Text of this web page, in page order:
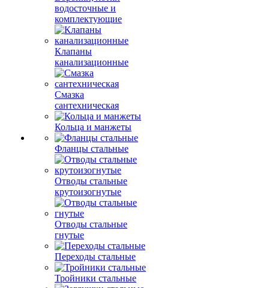
водосточные и
комплектующие
Клапаны
канализационные
Смазка
сантехническая
Кольца и манжеты
Фланцы стальные
Отводы стальные
крутоизогнутые
Отводы стальные
гнутые
Переходы стальные
Тройники стальные